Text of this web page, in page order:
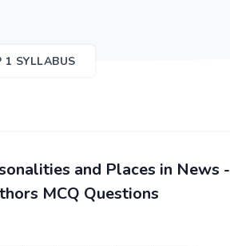
1 SYLLABUS
and Places in News -
MCQ Questions